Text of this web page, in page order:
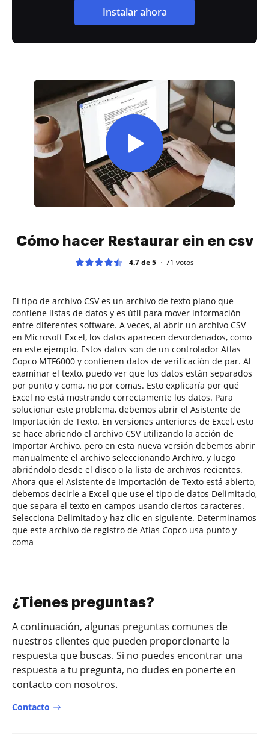
Instalar ahora
Cómo hacer Restaurar ein en csv
4.7 de 5 71 votos
El tipo de archivo CSV es un archivo de texto plano que
contiene listas de datos y es útil para mover información
entre diferentes software. A veces, al abrir un archivo CSV
en Microsoft Excel, los datos aparecen desordenados, como
en este ejemplo. Estos datos son de un controlador Atlas
Copco MTF6000 y contienen datos de verificación de par. Al
examinar el texto, puedo ver que los datos están separados
por punto y coma, no por comas. Esto explicaría por qué
Excel no está mostrando correctamente los datos. Para
solucionar este problema, debemos abrir el Asistente de
Importación de Texto. En versiones anteriores de Excel, esto
se hace abriendo el archivo CSV utilizando la acción de
Importar Archivo, pero en esta nueva versión debemos abrir
manualmente el archivo seleccionando Archivo, y luego
abriéndolo desde el disco o la lista de archivos recientes.
Ahora que el Asistente de Importación de Texto está abierto,
debemos decirle a Excel que use el tipo de datos Delimitado,
que separa el texto en campos usando ciertos caracteres.
Selecciona Delimitado y haz clic en siguiente. Determinamos
que este archivo de registro de Atlas Copco usa punto y
coma
¿Tienes preguntas?
A continuación, algunas preguntas comunes de
nuestros clientes que pueden proporcionarte la
respuesta que buscas. Si no puedes encontrar una
respuesta a tu pregunta, no dudes en ponerte en
contacto con nosotros.
Contacto